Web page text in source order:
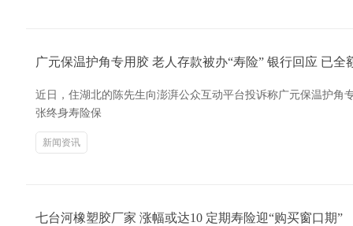
广元保温护角专用胶 老人存款被办“寿险” 银行回应 已全
近日，住湖北的陈先生向澎湃公众互动平台投诉称广元保温护角
张终身寿险保
新闻资讯
七台河橡塑胶厂家 涨幅或达10 定期寿险迎“购买窗口期”